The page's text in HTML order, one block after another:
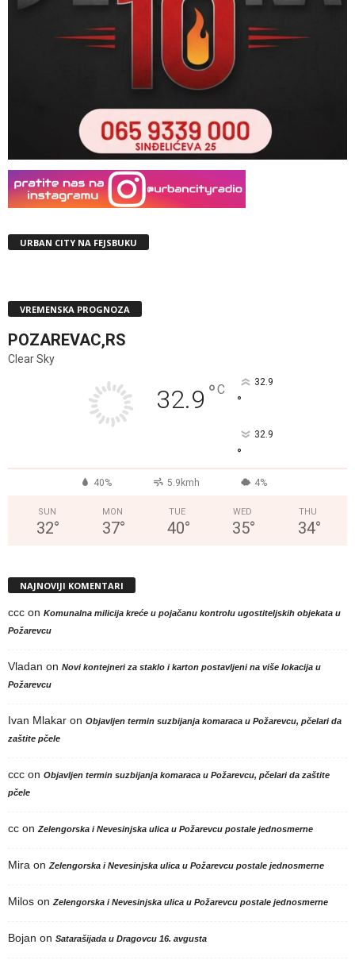
URBAN CITY NA FEJSBUKU
VREMENSKA PROGNOZA
POZAREVAC,RS
Clear Sky
32.9 °C 32.9
°
32.9
°
40% 5.9kmh 4%
SUN
32°
MON
37°
TUE
40°
WED
35°
THU
34°
NAJNOVIJI KOMENTARI
ccc on Komunalna milicija kreće u pojačanu kontrolu ugostiteljskih objekata u
Požarevcu
Vladan on Novi kontejneri za staklo i karton postavljeni na više lokacija u
Požarevcu
Ivan Mlakar on Objavljen termin suzbijanja komaraca u Požarevcu, pčelari da
zaštite pčele
ccc on Objavljen termin suzbijanja komaraca u Požarevcu, pčelari da zaštite
pčele
cc onZelengorska i Nevesinjska ulica u Požarevcu postale jednosmerne
Mira onZelengorska i Nevesinjska ulica u Požarevcu postale jednosmerne
Milos onZelengorska i Nevesinjska ulica u Požarevcu postale jednosmerne
Bojan on Satarašijada u Dragovcu 16. avgusta